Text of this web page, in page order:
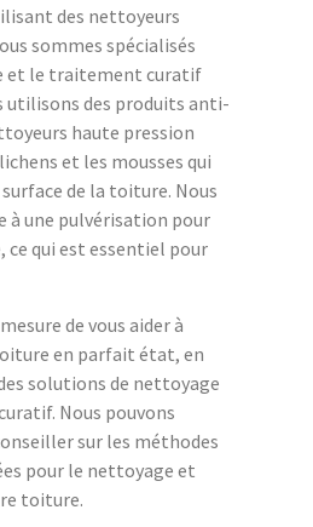
des nettoyeurs
sommes spécialisés
et le traitement curatif
utilisons des produits anti-
haute pression
et les mousses qui
de la toiture. Nous
à une pulvérisation pour
qui est essentiel pour
de vous aider à
en parfait état, en
solutions de nettoyage
Nous pouvons
sur les méthodes
pour le nettoyage et
toiture.